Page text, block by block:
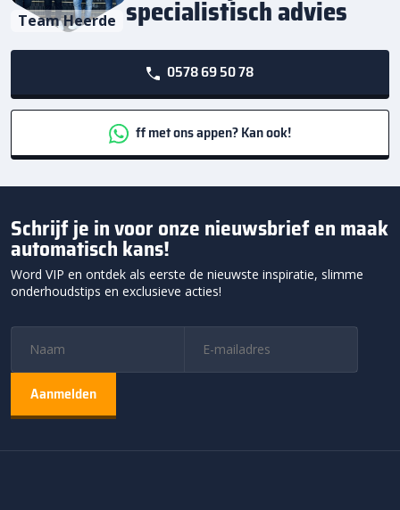
Team Heerde specialistisch advies
0578 69 50 78
ff met ons appen? Kan ook!
Schrijf je in voor onze nieuwsbrief en maak
automatisch kans!
Word VIP en ontdek als eerste de nieuwste inspiratie, slimme
onderhoudstips en exclusieve acties!